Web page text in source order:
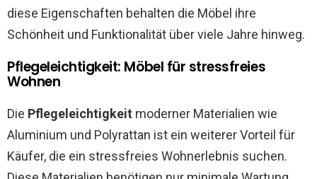
diese Eigenschaften behalten die Möbel ihre
Schönheit und Funktionalität über viele Jahre hinweg.
Pflegeleichtigkeit: Möbel für stressfreies
Wohnen
Die Pflegeleichtigkeit moderner Materialien wie
Aluminium und Polyrattan ist ein weiterer Vorteil für
Käufer, die ein stressfreies Wohnerlebnis suchen.